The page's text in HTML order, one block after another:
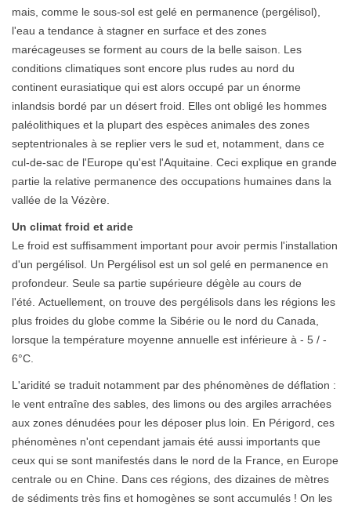
mais, comme le sous-sol est gelé en permanence (pergélisol),
l'eau a tendance à stagner en surface et des zones
marécageuses se forment au cours de la belle saison. Les
conditions climatiques sont encore plus rudes au nord du
continent eurasiatique qui est alors occupé par un énorme
inlandsis bordé par un désert froid. Elles ont obligé les hommes
paléolithiques et la plupart des espèces animales des zones
septentrionales à se replier vers le sud et, notamment, dans ce
cul-de-sac de l'Europe qu'est l'Aquitaine. Ceci explique en grande
partie la relative permanence des occupations humaines dans la
vallée de la Vézère.
Un climat froid et aride
Le froid est suffisamment important pour avoir permis l'installation
d'un pergélisol. Un Pergélisol est un sol gelé en permanence en
profondeur. Seule sa partie supérieure dégèle au cours de
l'été. Actuellement, on trouve des pergélisols dans les régions les
plus froides du globe comme la Sibérie ou le nord du Canada,
lorsque la température moyenne annuelle est inférieure à - 5 / -
6°C.
L'aridité se traduit notamment par des phénomènes de déflation :
le vent entraîne des sables, des limons ou des argiles arrachées
aux zones dénudées pour les déposer plus loin. En Périgord, ces
phénomènes n'ont cependant jamais été aussi importants que
ceux qui se sont manifestés dans le nord de la France, en Europe
centrale ou en Chine. Dans ces régions, des dizaines de mètres
de sédiments très fins et homogènes se sont accumulés ! On les